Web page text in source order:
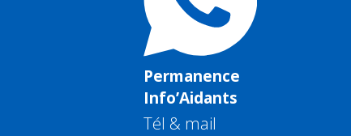
Permanence
Info’Aidants
Tél & mail